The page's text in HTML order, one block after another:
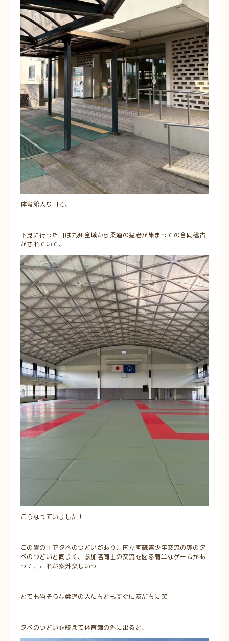
体育館入り口で、
下見に行った日は九州全域から柔道の猛者が集まっての合同稽古
がされていて、
こうなっていました！
この畳の上で夕べのつどいがあり、国立阿蘇青少年交流の家の夕
べのつどいと同じく、参加者同士の交流を図る簡単なゲームがあ
って、これが案外楽しいっ！
とても強そうな柔道の人たちともすぐに友だちに笑
夕べのつどいを終えて体育館の外に出ると、